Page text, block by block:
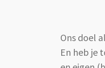
Ons doel
En heb je